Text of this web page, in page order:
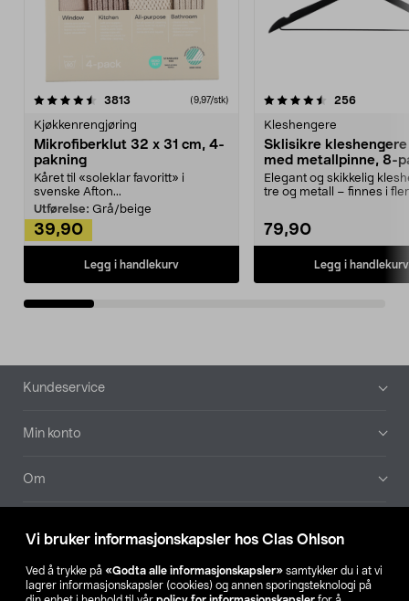
Vi bruker informasjonskapsler hos Clas Ohlson
Ved å trykke på «Godta alle informasjonskapsler» samtykker du i at vi
lagrer informasjonskapsler (cookies) og annen sporingsteknologi på
3813 anmeldelser(9,97/stk)
Kjøkkenrengjøring
Mikrofiberklut 32 x 31 cm, 4-
pakning
Kåret til «soleklar favoritt» i
svenske Afton...
Utførelse: Grå/beige
39,90
Legg i handlekurv
4.5av 5 stjerner 256
Kleshengere
Sklisikre
med metallpinne, 8-
Elegant og skikkelig
tre og metall – finnes i
79,90
Legg i handlekurv
4.5av 5 stjerner
Bunntekst
Kundeservice
Min konto
Om
Våre selskaper